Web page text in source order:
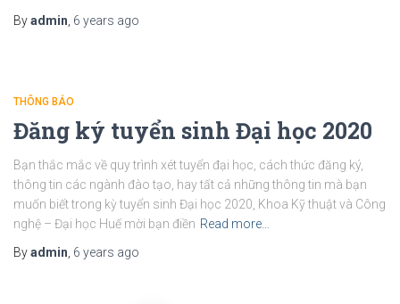
Byadmin 6 years ago
THÔNG BÁO
Đăng ký tuyển sinh Đại học 2020
Bạn thắc mắc về quy trình xét tuyển đại học, cách thức đăng ký,
thông tin các ngành đào tạo, hay tất cả những thông tin mà bạn
muốn biết trong kỳ tuyển sinh Đại học 2020, Khoa Kỹ thuật và Công
nghệ – Đại học Huế mời bạn điền Read more…
Byadmin 6 years ago